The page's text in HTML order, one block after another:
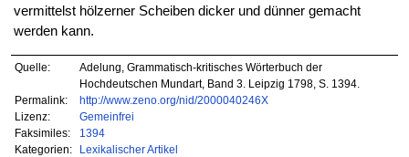
vermittelst hölzerner Scheiben dicker und dünner gemacht
werden kann.
Quelle:
Adelung, Grammatisch-kritisches Wörterbuch der
Hochdeutschen Mundart, Band 3. Leipzig 1798, S. 1394.
Permalink:
http://www.zeno.org/nid/2000040246X
Lizenz:
Gemeinfrei
Faksimiles:
1394
Kategorien:
Lexikalischer Artikel